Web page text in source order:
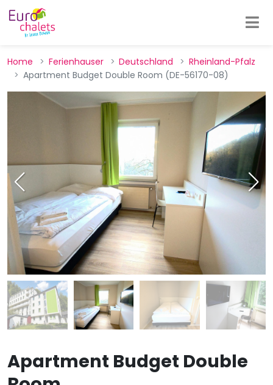
Home Ferienhauser Deutschland
Rheinland-Pfalz
Apartment Budget Double Room (DE-56170-08)
Apartment Budget Double